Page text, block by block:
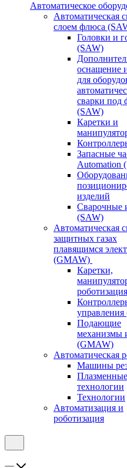
Автоматическое
Автоматическая
слоем флюса
Головки и
(SAW)
оснащение
для
сварки под
(SAW)
Каретки и
Запасные
Automation
изделий
Сварочные
(SAW)
Автоматическая
защитных газах
плавящимся
(GMAW)
Каретки,
Подающие
механизмы
(GMAW)
Автоматическая
Машины
Плазменные
технологии
Технологии
Автоматизация и
роботизация